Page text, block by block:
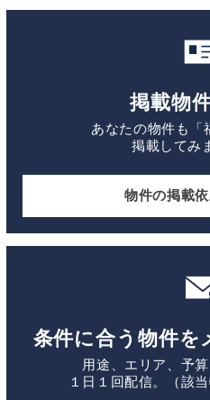
掲載物
あなたの物件も「
掲載してみ
物件の掲載
条件に合う物件を
用途、エリア、予
１日１回配信。（該